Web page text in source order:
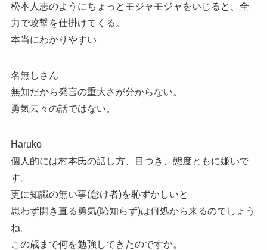
松本人志のようにちょっとモジャモジャをいじると、全
力で攻撃を仕掛けてくる。
本当にわかりやすい
名無しさん
無知だから発言の重大さが分からない。
勇気云々の話ではない。
Haruko
個人的には村本氏の話し方、目つき、態度ともに嫌いで
す。
更に知識の無い事(怠け者)を恥ずかしいと
思わず開き直る勇気(恥知らず)は何処から来るのでしょう
ね。
この歳まで何を勉強してきたのですか。